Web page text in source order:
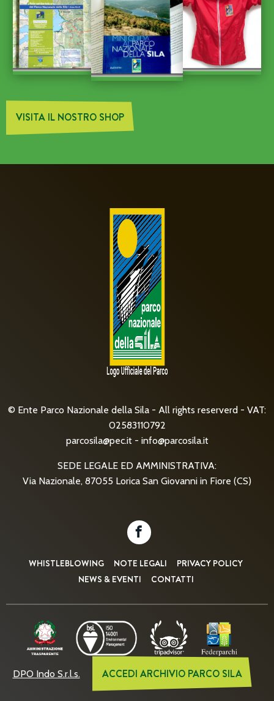
VISITA IL NOSTRO SHOP
© Ente Parco Nazionale della Sila - All rights reserverd - VAT:
02583110792
parcosila@pec.it- info@parcosila.it
SEDE LEGALE ED AMMINISTRATIVA:
Via Nazionale, 87055 Lorica San Giovanni in Fiore (CS)
WHISTLEBLOWING NOTE LEGALI
PRIVACY POLICY
NEWS & EVENTI
CONTATTI
DPO Indo S.r.l.s. ACCEDI ARCHIVIO PARCO SILA